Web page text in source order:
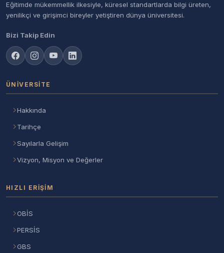
Eğitimde mükemmellik ilkesiyle, küresel standartlarda bilgi üreten,
yenilikçi ve girişimci bireyler yetiştiren dünya üniversitesi.
Bizi Takip Edin
ÜNIVERSITE
Hakkında
Tarihçe
Sayılarla Gelişim
Vizyon, Misyon ve Değerler
HIZLI ERIŞIM
OBİS
PERSİS
GBS